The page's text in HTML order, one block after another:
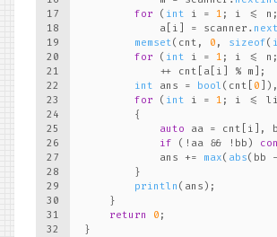
17
18
19
20
21
22
23
24
25
26
27
28
29
30
31
32
for ( int i = 1 ; i <=
            a[i] = scanner.
memset(cnt, 0 , sizeof(
for ( int i = 1 ; i <=
            ++ cnt[a[i] % m];
int ans = bool (cnt[ 0
for ( int i = 1 ; i <=
        {
auto aa = cnt[i],
if (!aa && !bb)
            ans +=
max( abs(bb
        }
println (ans);
    }
return
0 ;
}